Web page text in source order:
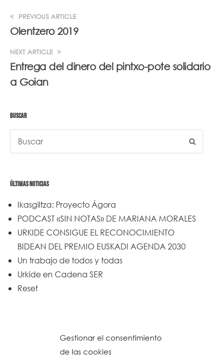
Gestionar el consentimiento
de las cookies
PREVIOUS ARTICLE
Olentzero 2019
NEXT ARTICLE
Entrega del dinero del pintxo-pote solidario
a Goian
BUSCAR
ÚLTIMAS NOTICIAS
Ikasgiltza: Proyecto Ágora
PODCAST «SIN NOTAS» DE MARIANA MORALES
URKIDE CONSIGUE EL RECONOCIMIENTO
BIDEAN DEL PREMIO EUSKADI AGENDA 2030
Un trabajo de todos y todas
Urkide en Cadena SER
Reset